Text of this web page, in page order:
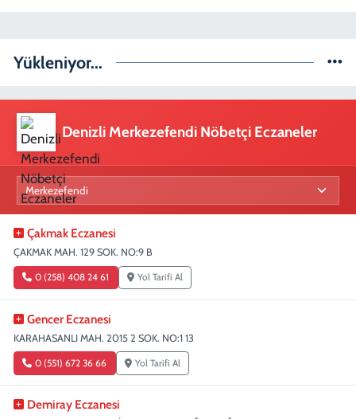
Yükleniyor...
Denizli Merkezefendi Nöbetçi Eczaneler
Çakmak Eczanesi
ÇAKMAK MAH. 129 SOK. NO:9 B
0 (258) 408 24 61 Yol Tarifi Al
Gencer Eczanesi
KARAHASANLI MAH. 2015 2 SOK. NO:1 13
0 (551) 672 36 66 Yol Tarifi Al
Demiray Eczanesi